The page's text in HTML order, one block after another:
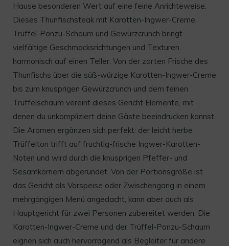
Hause besonderen Wert auf eine feine Anrichteweise.
Dieses Thunfischsteak mit Karotten-Ingwer-Creme,
Trüffel-Ponzu-Schaum und Gewürzcrunch bringt
vielfältige Geschmacksrichtungen und Texturen
harmonisch auf einen Teller. Von der zarten Frische des
Thunfischs über die süß-würzige Karotten-Ingwer-Creme
bis zum knusprigen Gewürzcrunch und dem feinen
Trüffelschaum vereint dieses Gericht Elemente, mit
denen du unkompliziert deine Gäste beeindrucken kannst.
Die Aromen ergänzen sich perfekt: der leicht herbe
Trüffelton trifft auf fruchtig-frische Ingwer-Karotten-
Noten und wird durch die knusprigen Pfeffer- und
Sesamkörnern abgerundet. Von der Portionsgröße ist
das Gericht als Vorspeise oder Zwischengang in einem
mehrgängigen Menü angedacht, kann aber auch als
Hauptgericht für zwei Personen zubereitet werden. Die
Karotten-Ingwer-Creme und der Trüffel-Ponzu-Schaum
eignen sich auch hervorragend als Begleiter für andere